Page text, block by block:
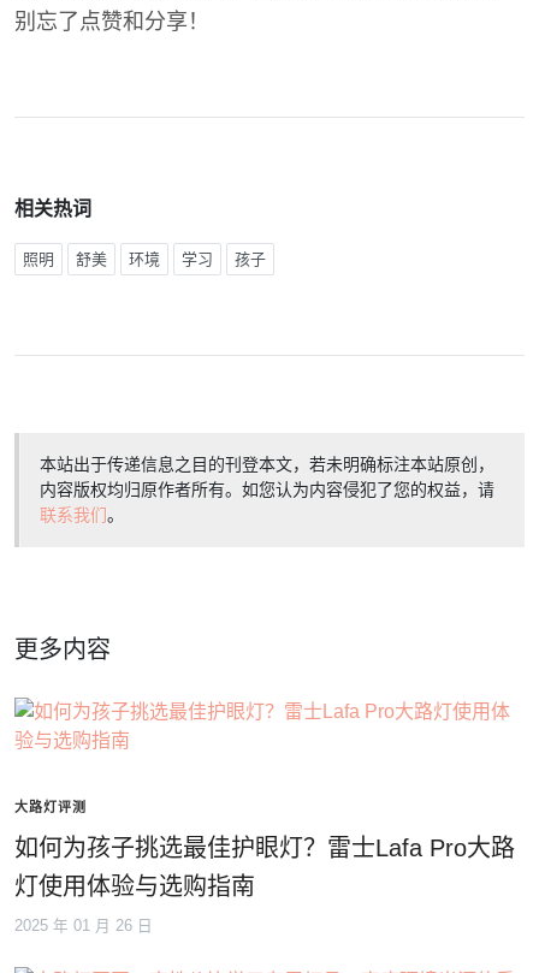
别忘了点赞和分享！
相关热词
照明 舒美 环境 学习 孩子
本站出于传递信息之目的刊登本文，若未明确标注本站原创，
内容版权均归原作者所有。如您认为内容侵犯了您的权益，请
联系我们。
更多内容
大路灯评测
如何为孩子挑选最佳护眼灯？雷士Lafa Pro大路
灯使用体验与选购指南
2025 年 01 月 26 日